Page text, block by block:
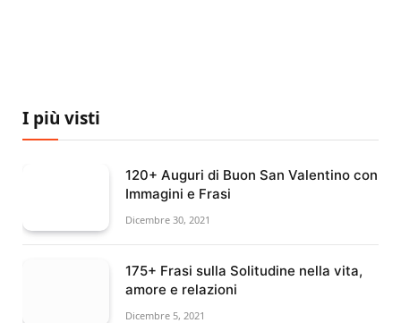
I più visti
120+ Auguri di Buon San Valentino con
Immagini e Frasi
Dicembre 30, 2021
175+ Frasi sulla Solitudine nella vita,
amore e relazioni
Dicembre 5, 2021